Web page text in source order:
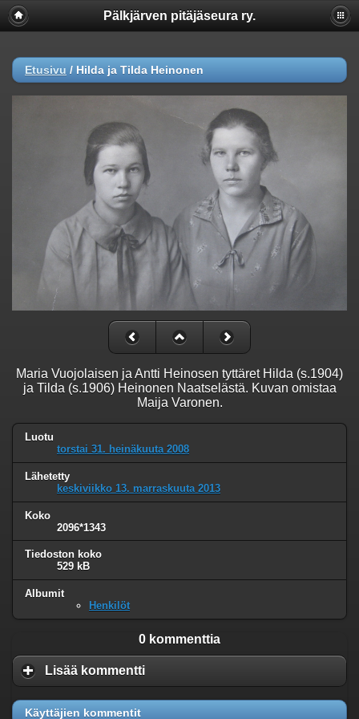
Pälkjärven pitäjäseura ry.
Etusivu / Hilda ja Tilda Heinonen
Maria Vuojolaisen ja Antti Heinosen tyttäret Hilda (s.1904)
ja Tilda (s.1906) Heinonen Naatselästä. Kuvan omistaa
Maija Varonen.
Luotu
torstai 31. heinäkuuta 2008
Lähetetty
keskiviikko 13. marraskuuta 2013
Koko
2096*1343
Tiedoston koko
529 kB
Albumit
Henkilöt
0 kommenttia
Lisää kommentti
Käyttäjien kommentit